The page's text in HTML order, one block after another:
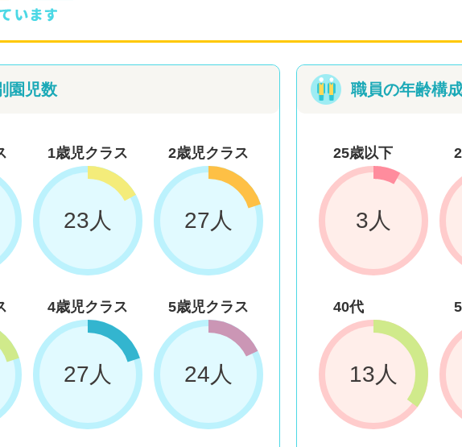
園児数
1歳児クラス
23人
2歳児クラス
27人
4歳児クラス
27人
5歳児クラス
24人
職員の年齢構
25歳以下
3人
40代
13人